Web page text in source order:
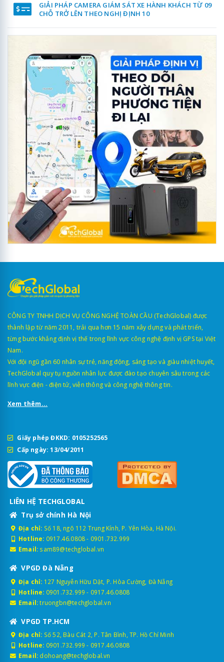
GIẢI PHÁP CAMERA GIÁM SÁT XE HÀNH KHÁCH TỪ 09
CHỖ TRỞ LÊN THEO NGHỊ ĐỊNH 10
CÔNG TY TNHH DỊCH VỤ CÔNG NGHỆ TOÀN CẦU (TechGlobal) được
thành lập từ năm 2011, trải qua hơn 15 năm xây dựng và phát triển,
từng bước khẳng định vị thế trong lĩnh vực công nghệ định vị GPS tại Việt
Nam.
Với đội ngũ gần 60 nhân sự trẻ, năng động, sáng tạo và giàu nhiệt huyết,
TechGlobal quy tụ nguồn nhân lực được đào tạo chuyên sâu trong các
lĩnh vực điện - điện tử, viễn thông và công nghệ thông tin.
Xem thêm...
Giấy phép ĐKKD: 0105252565
Cấp ngày: 13/04/2011
LIÊN HỆ TECHGLOBAL
Trụ sở chính Hà Nội
Địa chỉ: Số 18, ngõ 112 Trung Kính, P. Yên Hòa, Hà Nội.
Hotline: 0917.46.0808- 0901.732.999
Email: sam89@techglobal.vn
VPGD Đà Nẵng
Địa chỉ: 127 Nguyễn Hữu Dật, P. Hòa Cường, Đà Nẵng
Hotline: 0901.732.999 - 0917.46.0808
Email: truongbn@techglobal.vn
VPGD TP.HCM
Địa chỉ: Số 52, Bàu Cát 2, P. Tân Bình, TP. Hồ Chí Minh
Hotline: 0901.732.999 - 0917.46.0808
Email: dohoang@techglobal.vn